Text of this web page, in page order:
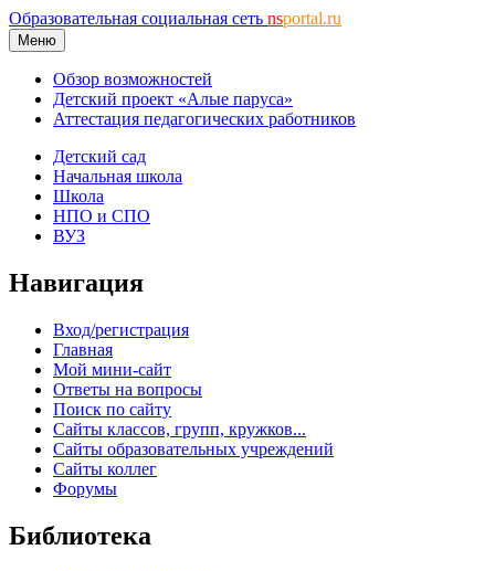
Образовательная социальная сеть nsportal.ru
Меню
Обзор возможностей
Детский проект «Алые паруса»
Аттестация педагогических работников
Детский сад
Начальная школа
Школа
НПО и СПО
ВУЗ
Навигация
Вход/регистрация
Главная
Мой мини-сайт
Ответы на вопросы
Поиск по сайту
Сайты классов, групп, кружков...
Сайты образовательных учреждений
Сайты коллег
Форумы
Библиотека